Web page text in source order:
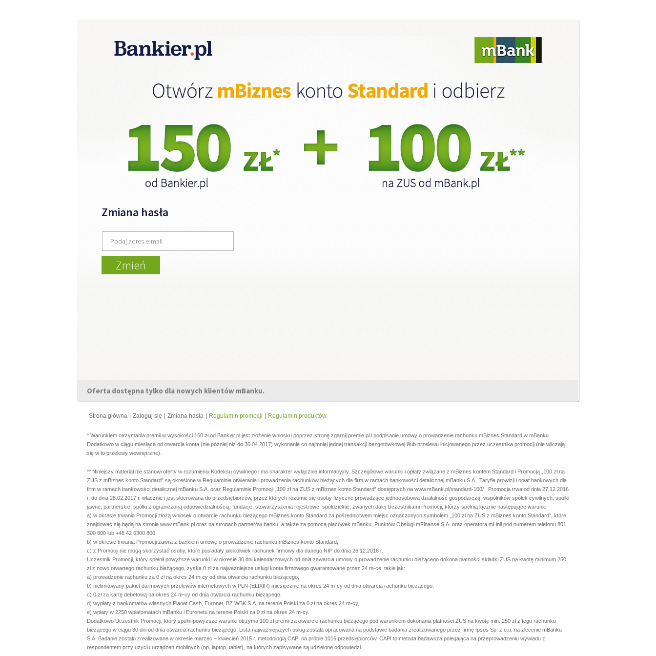
Zmiana hasła
Oferta dostępna tylko dla nowych klientów mBanku.
Strona główna Zaloguj się Zmiana hasła Regulamin promocji Regulamin produktów
* Warunkiem otrzymania premii w wysokości 150 zł od Bankier.pl jest złożenie wniosku poprzez stronę zgarnij premie.pl i podpisanie umowy o prowadzenie rachunku mBiznes Standard w mBanku.
Dodatkowo w ciągu miesiąca od otwarcia konta (nie później niż do 30.04.2017) wykonanie co najmniej jednej transakcji bezgotówkowej i/lub przelewu inicjowanego przez uczestnika promocji (nie wliczają
się w to przelewy wewnętrzne).
** Niniejszy materiał nie stanowi oferty w rozumieniu Kodeksu cywilnego i ma charakter wyłącznie informacyjny. Szczegółowe warunki i opłaty związane z mBiznes kontem Standard i Promocją „100 zł na
ZUS z mBiznes konto Standard” są określone w Regulaminie otwierania i prowadzenia rachunków bieżących dla firm w ramach bankowości detalicznej mBanku S.A., Taryfie prowizji i opłat bankowych dla
firm w ramach bankowości detalicznej mBanku S.A. oraz Regulaminie Promocji „100 zł na ZUS z mBiznes konto Standard” dostępnych na www.mBank.pl/standard-100/ . Promocja trwa od dnia 27.12.2016
r. do dnia 28.02.2017 r. włącznie i jest skierowana do przedsiębiorców, przez których rozumie się osoby fizyczne prowadzące jednoosobową działalność gospodarczą, wspólników spółek cywilnych, spółki
jawne, partnerskie, spółki z ograniczoną odpowiedzialnością, fundacje, stowarzyszenia rejestrowe, spółdzielnie, zwanych dalej Uczestnikami Promocji, którzy spełnią łącznie następujące warunki:
a) w okresie trwania Promocji złożą wniosek o otwarcie rachunku bieżącego mBiznes konto Standard za pośrednictwem miejsc oznaczonych symbolem „100 zł na ZUS z mBiznes konto Standard”, które
znajdować się będą na stronie www.mBank.pl oraz na stronach partnerów banku, a także za pomocą placówek mBanku, Punktów Obsługi mFinanse S.A. oraz operatora mLinii pod numerem telefonu 801
300 800 lub +48 42 6300 800
b) w okresie trwania Promocji zawrą z bankiem umowę o prowadzenie rachunku mBiznes konto Standard,
c) z Promocji nie mogą skorzystać osoby, które posiadały jakikolwiek rachunek firmowy dla danego NIP do dnia 26.12.2016 r.
Uczestnik Promocji, który spełnił powyższe warunki i w okresie 30 dni kalendarzowych od dnia zawarcia umowy o prowadzenie rachunku bieżącego dokona płatności składki ZUS na kwotę minimum 250
zł z nowo otwartego rachunku bieżącego, zyska 0 zł za najważniejsze usługi konta firmowego gwarantowane przez 24 m-ce, takie jak:
a) prowadzenie rachunku za 0 zł na okres 24 m-cy od dnia otwarcia rachunku bieżącego,
b) nielimitowany pakiet darmowych przelewów internetowych w PLN (ELIXIR) miesięcznie na okres 24 m-cy od dnia otwarcia rachunku bieżącego,
c) 0 zł za kartę debetową na okres 24 m-cy od dnia otwarcia rachunku bieżącego,
d) wypłaty z bankomatów własnych Planet Cash, Euronet, BZ WBK S.A. na terenie Polski za 0 zł na okres 24 m-cy,
e) wpłaty w 2250 wpłatomatach mBanku i Euronetu na terenie Polski za 0 zł na okres 24 m-cy.
Dodatkowo Uczestnik Promocji, który spełni powyższe warunki otrzyma 100 zł premii za otwarcie rachunku bieżącego pod warunkiem dokonania płatności ZUS na kwotę min. 250 zł z tego rachunku
bieżącego w ciągu 30 dni od dnia otwarcia rachunku bieżącego. Lista najważniejszych usług została opracowana na podstawie badania zrealizowanego przez firmę Ipsos Sp. z o.o. na zlecenie mBanku
S.A. Badanie zostało zrealizowane w okresie marzec – kwiecień 2015 r. metodologią CAPI na próbie 1016 przedsiębiorców. CAPI to metoda badawcza polegająca na przeprowadzeniu wywiadu z
respondentem przy użyciu urządzeń mobilnych (np. laptop, tablet), na których zapisywane są udzielone odpowiedzi.